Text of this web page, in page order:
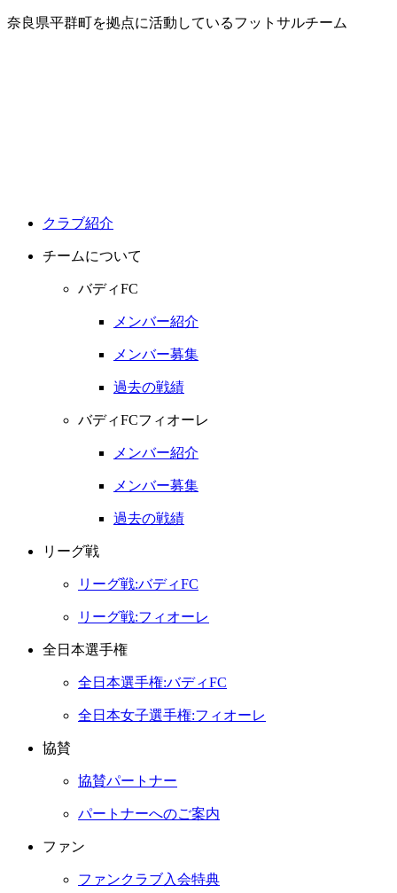
奈良県平群町を拠点に活動しているフットサルチーム
クラブ紹介
チームについて
バディFC
メンバー紹介
メンバー募集
過去の戦績
バディFCフィオーレ
メンバー紹介
メンバー募集
過去の戦績
リーグ戦
リーグ戦:バディFC
リーグ戦:フィオーレ
全日本選手権
全日本選手権:バディFC
全日本女子選手権:フィオーレ
協賛
協賛パートナー
パートナーへのご案内
ファン
ファンクラブ入会特典